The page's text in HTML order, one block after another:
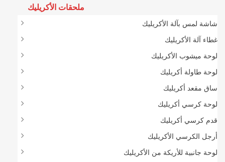
ملحقات الأكريليك
شاشة لمس بآلة الأكريليك
غطاء آلة الأكريليك
لوحة ميشوب الأكريليك
لوحة طاولة أكريليك
ساق مقعد أكريليك
لوحة كرسي أكريليك
قدم كرسي أكريليك
أرجل الكرسي الأكريليك
لوحة جانبية للأريكة من الأكريليك